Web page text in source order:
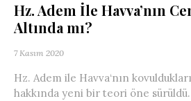
Hz. Adem İle Havva’nın
Altında mı?
7 Kasım 2020
Hz. Adem ile Havva‘nın
hakkında yeni bir teori öne sürüldü.